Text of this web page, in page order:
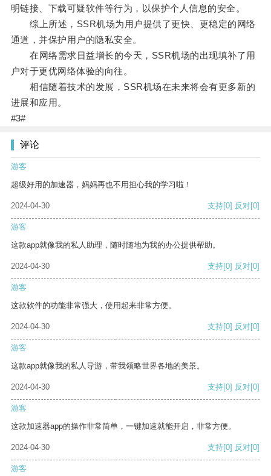
明链接、下载可疑软件等行为，以保护个人信息的安全。
综上所述，SSR机场为用户提供了更快、更稳定的网络
通道，并保护用户的隐私安全。
在网络需求日益增长的今天，SSR机场的出现填补了用
户对于更优网络体验的向往。
相信随着技术的发展，SSR机场在未来将会有更多新的
进展和应用。
#3#
评论
游客
超级好用的加速器，妈妈再也不用担心我的学习啦！
2024-04-30 支持[0] 反对[0]
游客
这款app就像我的私人助理，随时随地为我的办公提供帮助。
2024-04-30 支持[0] 反对[0]
游客
这款软件的功能非常强大，使用起来非常方便。
2024-04-30 支持[0] 反对[0]
游客
这款app就像我的私人导游，带我领略世界各地的美景。
2024-04-30 支持[0] 反对[0]
游客
这款加速器app的操作非常简单，一键加速就能开启，非常方便。
2024-04-30 支持[0] 反对[0]
游客